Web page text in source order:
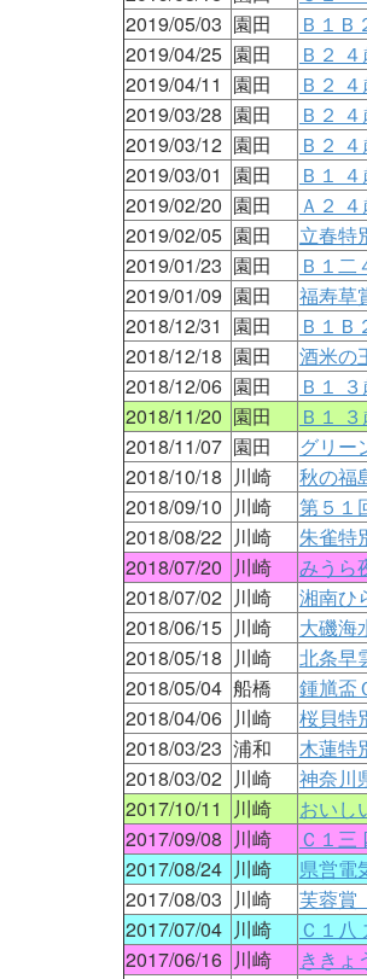
2019/05/03 園田 Ｂ１Ｂ
2019/04/25 園田 Ｂ２
2019/04/11 園田 Ｂ２
2019/03/28 園田 Ｂ２
2019/03/12 園田 Ｂ２
2019/03/01 園田 Ｂ１
2019/02/20 園田 Ａ２
2019/02/05 園田 立春特
2019/01/23 園田 Ｂ１二
2019/01/09 園田 福寿草
2018/12/31 園田 Ｂ１Ｂ
2018/12/18 園田 酒米の
2018/12/06 園田 Ｂ１
2018/11/20 園田 Ｂ１
2018/11/07 園田 グリー
2018/10/18 川崎 秋の福
2018/09/10 川崎 第５１
2018/08/22 川崎 朱雀特
2018/07/20 川崎 みうら
2018/07/02 川崎 湘南ひ
2018/06/15 川崎 大磯海
2018/05/18 川崎 北条早
2018/05/04 船橋 鍾馗盃
2018/04/06 川崎 桜貝特
2018/03/23 浦和 木蓮特
2018/03/02 川崎 神奈川
2017/10/11
川崎 おいし
2017/09/08 川崎 Ｃ１三
2017/08/24 川崎 県営電
2017/08/03 川崎 芙蓉賞
2017/07/04 川崎 Ｃ１八
2017/06/16 川崎 ききょ